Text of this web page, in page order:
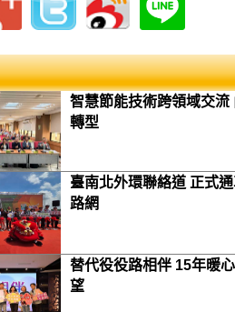
智慧節能技術跨領域交
轉型
臺南北外環聯絡道 正式
路網
替代役役路相伴 15年暖
望